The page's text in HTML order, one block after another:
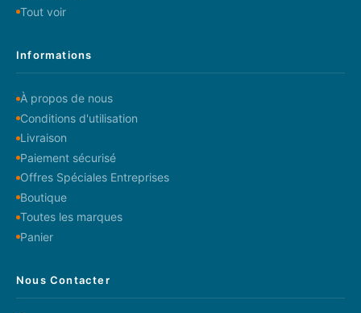
Tout voir
Informations
À propos de nous
Conditions d'utilisation
Livraison
Paiement sécurisé
Offres Spéciales Entreprises
Boutique
Toutes les marques
Panier
Nous Contacter